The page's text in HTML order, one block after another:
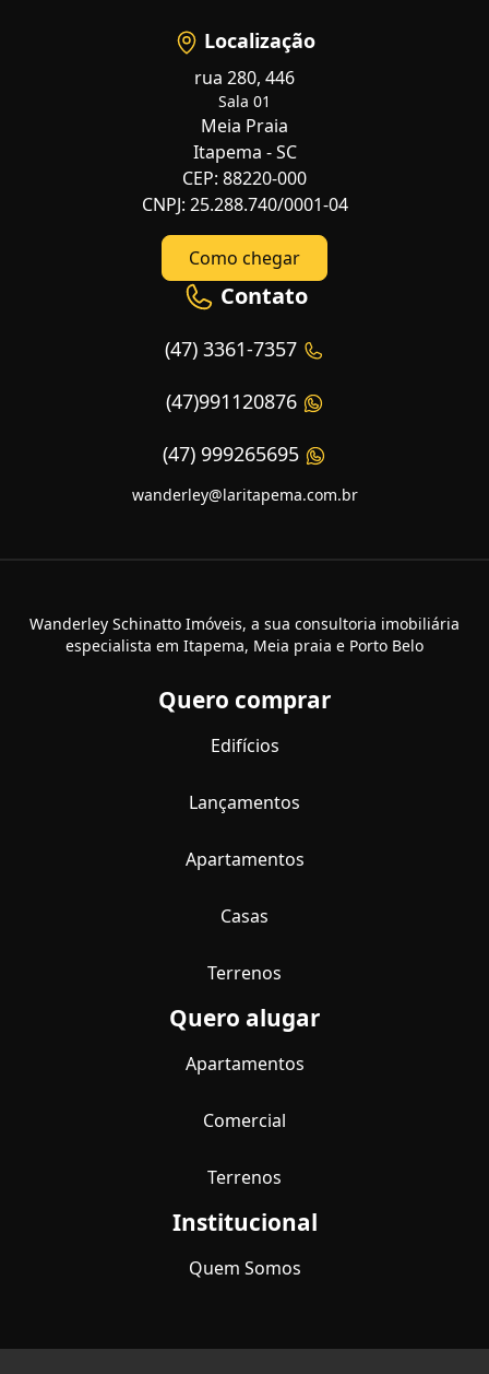
Localização
rua 280, 446
Sala 01
Meia Praia
Itapema - SC
CEP: 88220-000
CNPJ: 25.288.740/0001-04
Como chegar
Contato
(47) 3361-7357
(47)991120876
(47) 999265695
wanderley@laritapema.com.br
Wanderley Schinatto Imóveis, a sua consultoria imobiliária
especialista em Itapema, Meia praia e Porto Belo
Quero comprar
Edifícios
Lançamentos
Apartamentos
Casas
Terrenos
Quero alugar
Apartamentos
Comercial
Terrenos
Institucional
Quem Somos